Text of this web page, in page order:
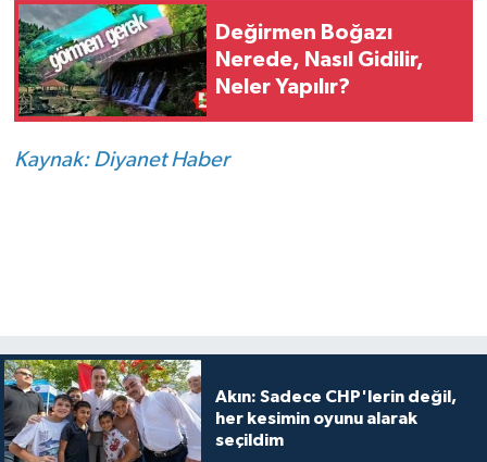
Değirmen Boğazı
Nerede, Nasıl Gidilir,
Neler Yapılır?
Kaynak: Diyanet Haber
Akın: Sadece CHP'lerin değil,
her kesimin oyunu alarak
seçildim